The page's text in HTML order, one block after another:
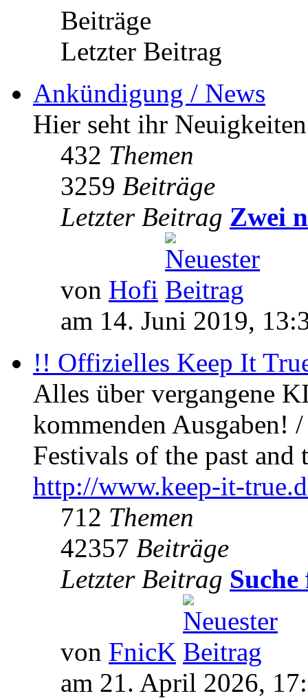
Beiträge
Letzter Beitrag
Ankündigung / News
Hier seht ihr
432 Themen
3259 Beiträge
Letzter Beitrag Zwei
von Hofi
am 14. Juni 2019,
!! Offizielles Keep It
Alles über vergangene
kommenden Ausgaben!
Festivals of the past
http://www.keep-it-
712 Themen
42357 Beiträge
Letzter Beitrag
von FnicK
am 21. April 2026,